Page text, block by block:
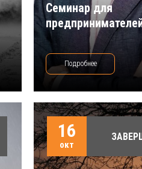
Семинар для
Подробнее
16
окт